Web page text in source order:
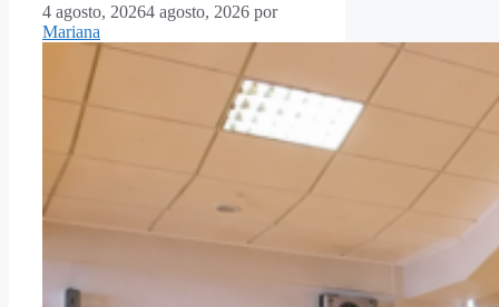
4 agosto, 20264 agosto, 2026 por
Mariana